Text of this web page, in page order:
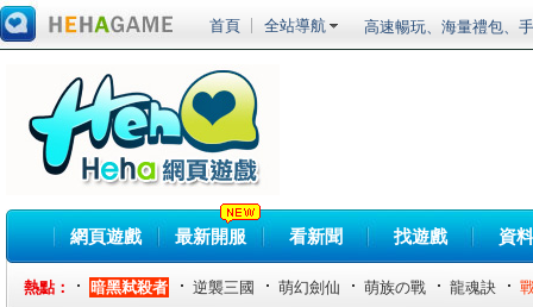
首頁 全站導航
高速暢玩、海量禮包、
20倍元寶超高福利
賽事獎勵總價值突破百
戰」
《劍仙：起源》最爆紅
新系統、新版本、新玩
頂級SLG大作今日震憾
網頁遊戲 最新開服 看新聞 找遊戲 資
熱點： 暗黑弒殺者 逆襲三國 萌幻劍仙 萌族の戰 龍魂訣